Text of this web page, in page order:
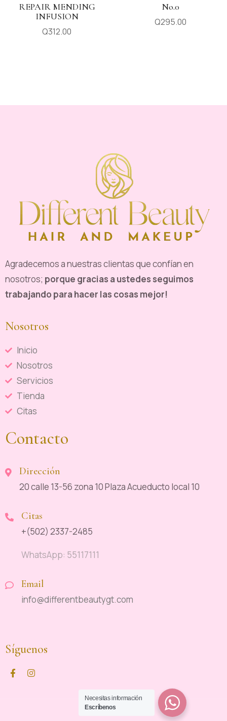
REPAIR MENDING
INFUSION
Q312.00
No.0
Q295.00
Agradecemos a nuestras clientas que confían en
nosotros; porque gracias a ustedes seguimos
trabajando para hacer las cosas mejor!
Nosotros
Inicio
Nosotros
Servicios
Tienda
Citas
Contacto
Dirección
20 calle 13-56 zona 10 Plaza Acueducto local 10
Citas
+(502) 2337-2485
WhatsApp: 55117111
Email
info@differentbeautygt.com
Síguenos
Necesitas información
Escríbenos